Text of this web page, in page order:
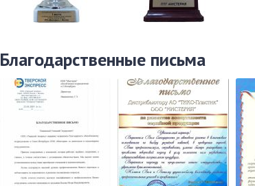
Благодарственные письма